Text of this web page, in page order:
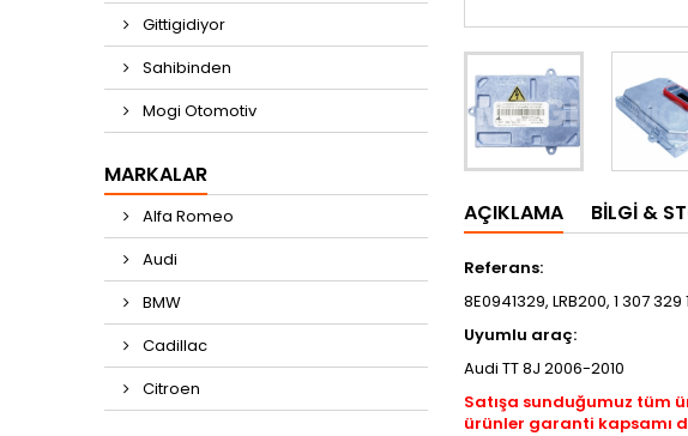
Gittigidiyor
Sahibinden
Mogi Otomotiv
MARKALAR
Alfa Romeo
Audi
BMW
Cadillac
Citroen
AÇIKLAMA BILGI &
Referans:
8E0941329, LRB200, 1 307 329
Uyumlu araç:
Audi TT​ 8J 2006-2010
Satışa sunduğumuz tüm
ürünler garanti kapsamı